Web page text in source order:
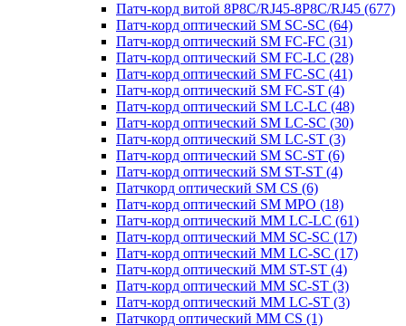
Патч-корд витой 8P8C/RJ45-8P8C/RJ45 (677)
Патч-корд оптический SM SC-SC (64)
Патч-корд оптический SM FC-FC (31)
Патч-корд оптический SM FC-LC (28)
Патч-корд оптический SM FC-SC (41)
Патч-корд оптический SM FC-ST (4)
Патч-корд оптический SM LC-LC (48)
Патч-корд оптический SM LC-SC (30)
Патч-корд оптический SM LC-ST (3)
Патч-корд оптический SM SC-ST (6)
Патч-корд оптический SM ST-ST (4)
Патчкорд оптический SM CS (6)
Патч-корд оптический SM MPO (18)
Патч-корд оптический MM LC-LC (61)
Патч-корд оптический MM SC-SC (17)
Патч-корд оптический MM LC-SC (17)
Патч-корд оптический MM ST-ST (4)
Патч-корд оптический MM SC-ST (3)
Патч-корд оптический MM LC-ST (3)
Патчкорд оптический MM CS (1)